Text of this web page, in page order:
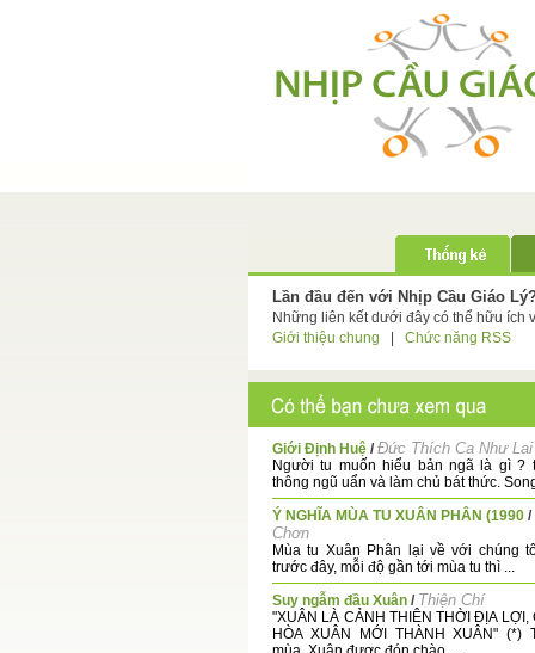
Lần đầu đến với Nhịp Cầu Giáo
Những liên kết dưới đây có thể hữu ích
Giới thiệu chung
Chức năng RSS
Giới Định Huệ /Đức Thích Ca Như Lai
Người tu muốn hiểu bản ngã là gì ?
thông ngũ uẩn và làm chủ bát thức.
Ý NGHĨA MÙA TU XUÂN PHÂN (1990 /
Chơn
Mùa tu Xuân Phân lại về với chúng
trước đây, mỗi độ gần tới mùa tu thì ...
Suy ngẫm đầu Xuân / Thiện Chí
"XUÂN LÀ CẢNH THIÊN THỜI ĐỊA LỢI,
HÒA XUÂN MỚI THÀNH XUÂN" (*)